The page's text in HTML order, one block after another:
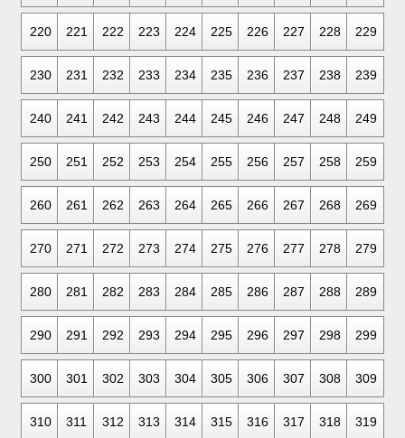
220 221 222 223 224 225 226 227 228 229
230 231 232 233 234 235 236 237 238 239
240 241 242 243 244 245 246 247 248 249
250 251 252 253 254 255 256 257 258 259
260 261 262 263 264 265 266 267 268 269
270 271 272 273 274 275 276 277 278 279
280 281 282 283 284 285 286 287 288 289
290 291 292 293 294 295 296 297 298 299
300 301 302 303 304 305 306 307 308 309
310 311 312 313 314 315 316 317 318 319